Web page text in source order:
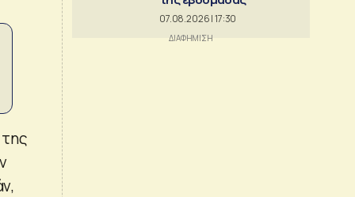
07.08.2026 | 17:30